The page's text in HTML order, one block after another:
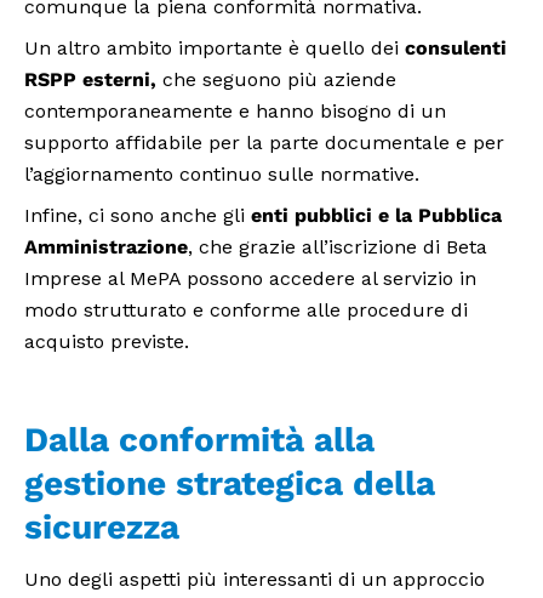
comunque la piena conformità normativa.
Un altro ambito importante è quello dei consulenti
RSPP esterni, che seguono più aziende
contemporaneamente e hanno bisogno di un
supporto affidabile per la parte documentale e per
l’aggiornamento continuo sulle normative.
Infine, ci sono anche gli enti pubblici e la Pubblica
Amministrazione, che grazie all’iscrizione di Beta
Imprese al MePA possono accedere al servizio in
modo strutturato e conforme alle procedure di
acquisto previste.
Dalla conformità alla
gestione strategica della
sicurezza
Uno degli aspetti più interessanti di un approccio